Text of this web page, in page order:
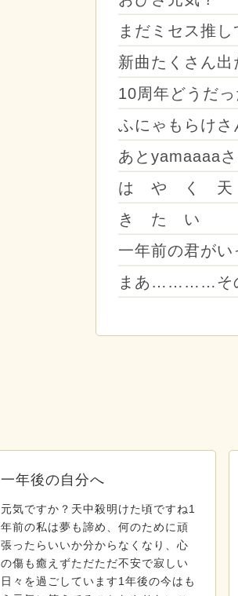
まだミセス推し
新曲たくさん出
10周年どうだっ
ふにゃもらけさ
あとyamaaaaさ
は や く
き た い
一年前の君が
まあ…………そ
一年後の自分へ
元気ですか？天中殺明けた頃ですね1
年前の私は夢も諦め、何のために頑
張ったらいいか分からなくなり、心
の傷も癒えずただただ不安で寂しい
日々を過ごしています1年後の今はも